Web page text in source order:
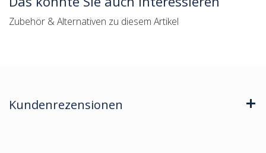
Zubehör & Alternativen zu diesem Artikel
Kundenrezensionen